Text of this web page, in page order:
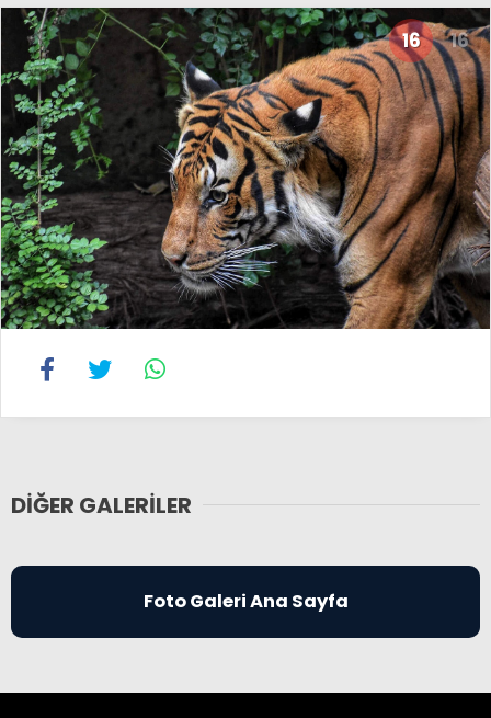
16 16
DIĞER GALERILER
Foto Galeri Ana Sayfa